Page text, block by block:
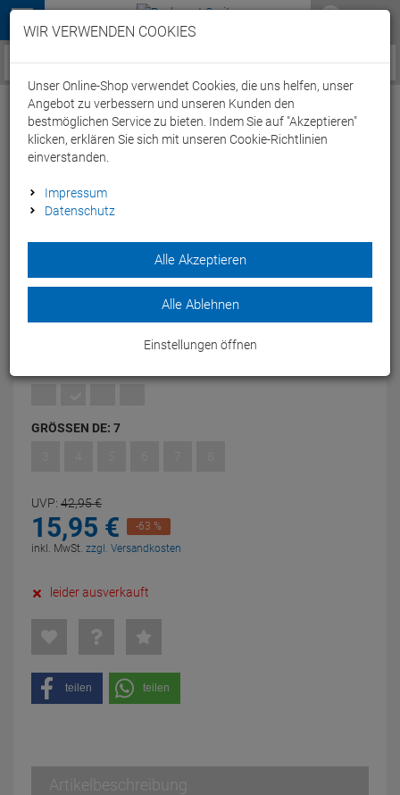
Menü
Service / Hilfe
Arena Spider Short Badehose - 7
black/white
Der arena Spider Short Badehose für Herren besteht aus
Maxlife Material, das speziell für beständigen Tragekomfort
GRÖSSEN DE: 7
UVP: 42,95€
15,95 €
-63 %
inkl. MwSt. zzgl. Versandkosten
leider ausverkauft
teilen teilen
Artikelbeschreibung
WIR VERWENDEN COOKIES
Unser Online-Shop verwendet Cookies, die uns helfen, unser
Angebot zu verbessern und unseren Kunden den
bestmöglichen Service zu bieten. Indem Sie auf "Akzeptieren"
klicken, erklären Sie sich mit unseren Cookie-Richtlinien
einverstanden.
Impressum
Datenschutz
Alle Akzeptieren
Alle Ablehnen
Einstellungen öffnen